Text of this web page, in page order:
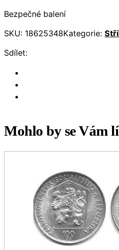
Bezpečné balení
SKU: 18625348Kategorie:
Sdílet:
Mohlo by se Vám